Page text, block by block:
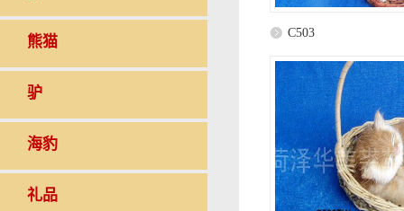
熊猫
驴
海豹
礼品
C503